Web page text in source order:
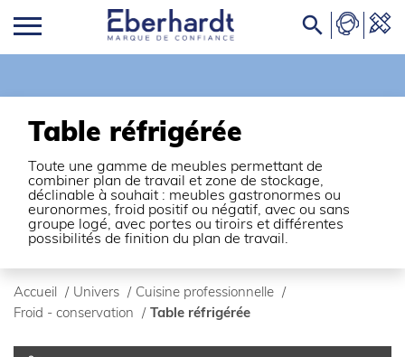

Table réfrigérée
Toute une gamme de meubles permettant de
combiner plan de travail et zone de stockage,
déclinable à souhait : meubles gastronormes ou
euronormes, froid positif ou négatif, avec ou sans
groupe logé, avec portes ou tiroirs et différentes
possibilités de finition du plan de travail.
Accueil / Univers / Cuisine professionnelle /
Froid - conservation
/ Table réfrigérée